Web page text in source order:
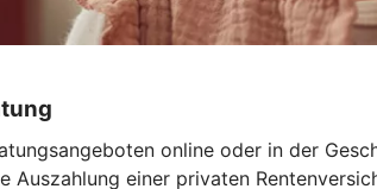
online oder in der
Auszahlung einer privaten